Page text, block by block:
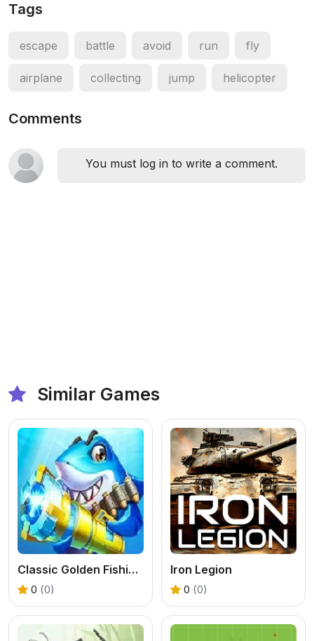
Tags
escape battle avoid run fly
airplane collecting jump helicopter
Comments
You must log in to write a comment.
Similar Games
Classic Golden Fishing Arcade Online
0 (0)
Iron Legion
0 (0)